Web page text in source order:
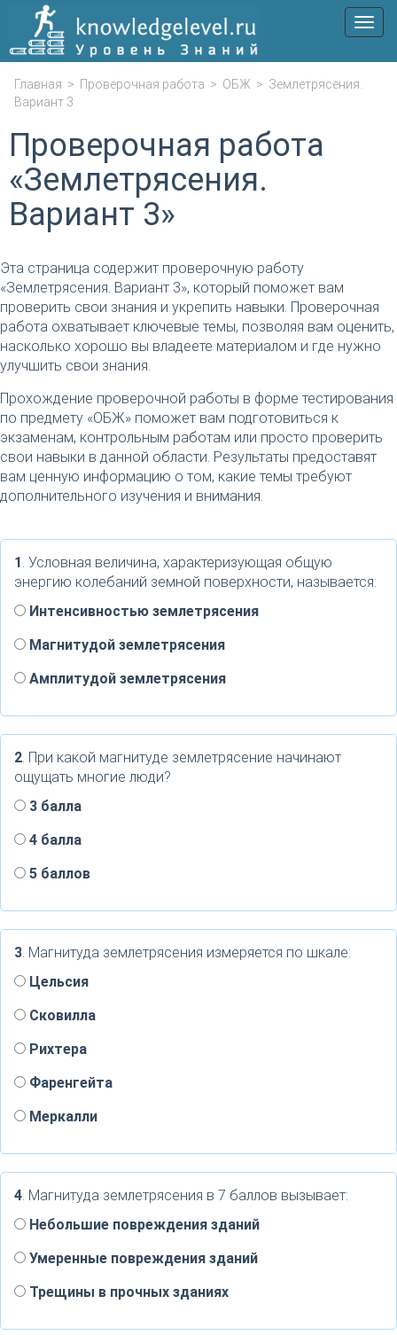
Меню
Главная > Проверочная работа > ОБЖ > Землетрясения.
Вариант 3
Проверочная работа
«Землетрясения.
Вариант 3»
Эта страница содержит проверочную работу
«Землетрясения. Вариант 3», который поможет вам
проверить свои знания и укрепить навыки. Проверочная
работа охватывает ключевые темы, позволяя вам оценить,
насколько хорошо вы владеете материалом и где нужно
улучшить свои знания.
Прохождение проверочной работы в форме тестирования
по предмету «ОБЖ» поможет вам подготовиться к
экзаменам, контрольным работам или просто проверить
свои навыки в данной области. Результаты предоставят
вам ценную информацию о том, какие темы требуют
дополнительного изучения и внимания.
1. Условная величина, характеризующая общую
энергию колебаний земной поверхности, называется:
Интенсивностью землетрясения
Магнитудой землетрясения
Амплитудой землетрясения
2. При какой магнитуде землетрясение начинают
ощущать многие люди?
3 балла
4 балла
5 баллов
3. Магнитуда землетрясения измеряется по шкале:
Цельсия
Сковилла
Рихтера
Фаренгейта
Меркалли
4. Магнитуда землетрясения в 7 баллов вызывает:
Небольшие повреждения зданий
Умеренные повреждения зданий
Трещины в прочных зданиях